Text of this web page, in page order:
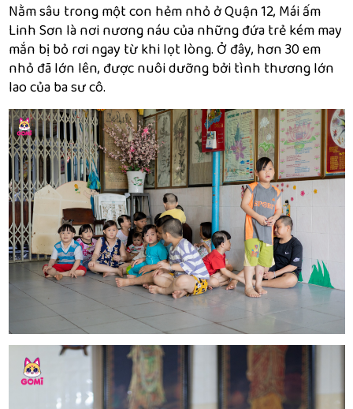
Nằm sâu trong một con hẻm nhỏ ở Quận 12, Mái ấm
Linh Sơn là nơi nương náu của những đứa trẻ kém may
mắn bị bỏ rơi ngay từ khi lọt lòng. Ở đây, hơn 30 em
nhỏ đã lớn lên, được nuôi dưỡng bởi tình thương lớn
lao của ba sư cô.